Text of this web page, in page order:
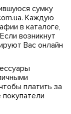
сумку
Каждую
в каталоге,
возникнут
Вас онлайн
платить за